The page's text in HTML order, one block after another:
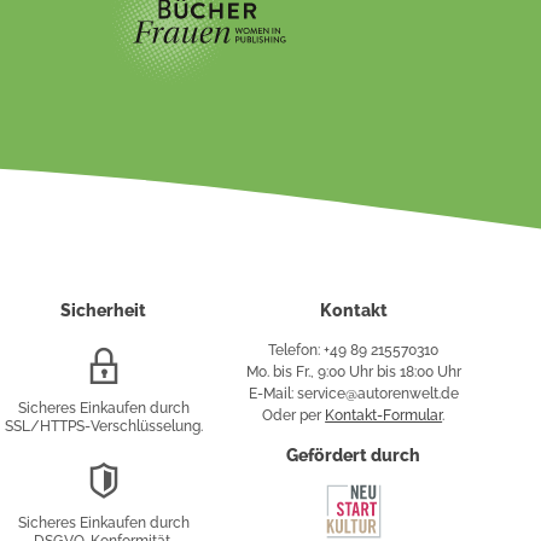
Sicherheit
Verschlüsselung
Sicheres Einkaufen durch
SSL/HTTPS-Verschlüsselung.
Sicheres Einkaufen durch
Kontakt
Telefon: +49 89 215570310
Mo. bis Fr., 9:00 Uhr bis 18:00 Uhr
E-Mail: service@autorenwelt.de
Oder per Kontakt-Formular.
Gefördert durch